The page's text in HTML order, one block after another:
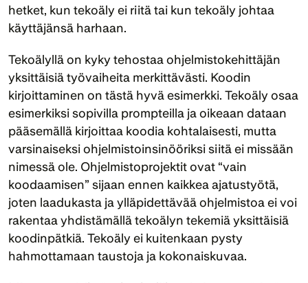
hetket, kun tekoäly ei riitä tai kun tekoäly johtaa
käyttäjänsä harhaan.
Tekoälyllä on kyky tehostaa ohjelmistokehittäjän
yksittäisiä työvaiheita merkittävästi. Koodin
kirjoittaminen on tästä hyvä esimerkki. Tekoäly osaa
esimerkiksi sopivilla prompteilla ja oikeaan dataan
pääsemällä kirjoittaa koodia kohtalaisesti, mutta
varsinaiseksi ohjelmistoinsinööriksi siitä ei missään
nimessä ole. Ohjelmistoprojektit ovat “vain
koodaamisen” sijaan ennen kaikkea ajatustyötä,
joten laadukasta ja ylläpidettävää ohjelmistoa ei voi
rakentaa yhdistämällä tekoälyn tekemiä yksittäisiä
koodinpätkiä. Tekoäly ei kuitenkaan pysty
hahmottamaan taustoja ja kokonaiskuvaa.